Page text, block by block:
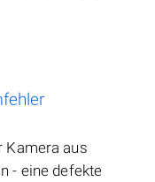
Kamera aus
- eine defekte